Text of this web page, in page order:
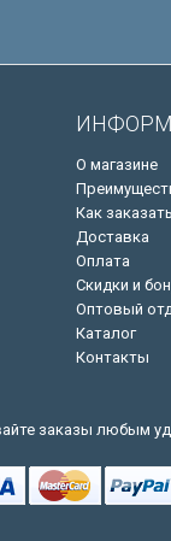
О магазине
Как заказать
Доставка
Оплата
Скидки и
Оптовый
Каталог
Контакты
заказы любым